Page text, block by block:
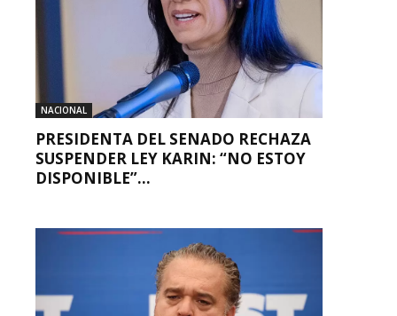
NACIONAL
PRESIDENTA DEL SENADO RECHAZA
SUSPENDER LEY KARIN: “NO ESTOY
DISPONIBLE”...